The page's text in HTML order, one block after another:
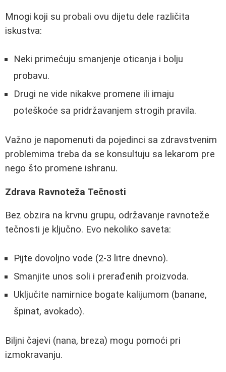
Mnogi koji su probali ovu dijetu dele različita
iskustva:
Neki primećuju smanjenje oticanja i bolju
probavu.
Drugi ne vide nikakve promene ili imaju
poteškoće sa pridržavanjem strogih pravila.
Važno je napomenuti da pojedinci sa zdravstvenim
problemima treba da se konsultuju sa lekarom pre
nego što promene ishranu.
Zdrava Ravnoteža Tečnosti
Bez obzira na krvnu grupu, održavanje ravnoteže
tečnosti je ključno. Evo nekoliko saveta:
Pijte dovoljno vode (2-3 litre dnevno).
Smanjite unos soli i prerađenih proizvoda.
Uključite namirnice bogate kalijumom (banane,
špinat, avokado).
Biljni čajevi (nana, breza) mogu pomoći pri
izmokravanju.